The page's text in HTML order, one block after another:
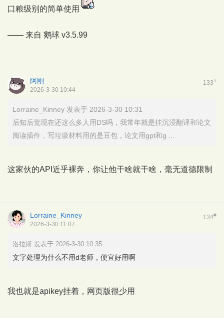
口粮级别的简单使用
—— 来自 鹅球 v3.5.99
133#
阿刚
2026-3-30 10:44
Lorraine_Kinney 发表于 2026-3-30 10:31
后知后觉现在还这么多人用DS吗，我常年就是挂沉浸翻译和论文
阅读插件，写垃圾材料用的是豆包，论文用gpt和g ...
这家伙的API近乎裸奔，你让他干啥就干啥，毫无道德限制
134#
Lorraine_Kinney
2026-3-30 11:07
洛拉斯 发表于 2026-3-30 10:35
文字处理为什么不用d老师，便宜好用啊
我也就是apikey挂着，网页版很少用